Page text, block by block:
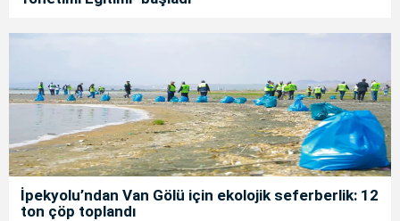
İpekyolu’ndan Van Gölü için ekolojik seferberlik: 12
ton çöp toplandı